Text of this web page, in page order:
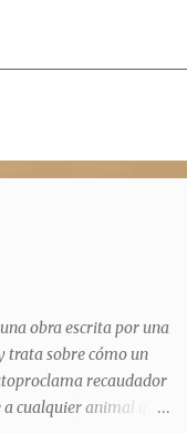
obra escrita por una
trata sobre cómo un
recaudador
a cualquier animal que